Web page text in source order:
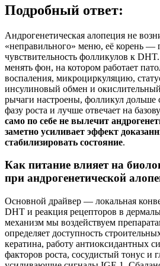
Подробный ответ:
Андрогенетическая алопеция не
«неправильного» меню, её корень —
чувствительность фолликулов к
менять фон, на котором работает
воспаления, микроциркуляцию,
инсулиновый обмен и окислительный
рычаги настроены, фолликул дольше
фазу роста и лучше отвечает на
само по себе не вылечит
заметно усиливает эффект
стабилизировать состояние.
Как питание влияет на
при андрогенетической
Основной драйвер — локальная
DHT и реакция рецепторов в
механизм мы воздействуем
определяет доступность
кератина, работу антиоксидантных
факторов роста, сосудистый тонус и